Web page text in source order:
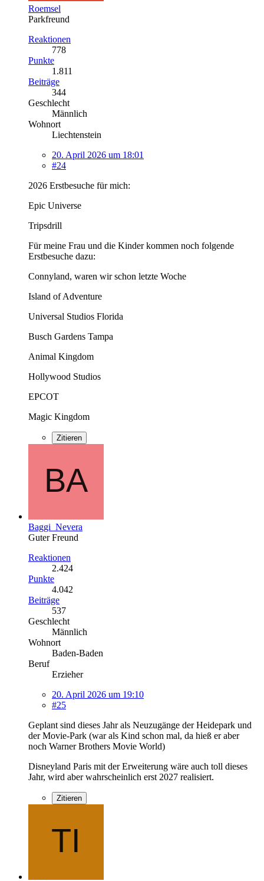
Roemsel
Parkfreund
Reaktionen
778
Punkte
1.811
Beiträge
344
Geschlecht
Männlich
Wohnort
Liechtenstein
20. April 2026 um 18:01
#24
2026 Erstbesuche für mich:
Epic Universe
Tripsdrill
Für meine Frau und die Kinder kommen noch folgende
Erstbesuche dazu:
Connyland, waren wir schon letzte Woche
Island of Adventure
Universal Studios Florida
Busch Gardens Tampa
Animal Kingdom
Hollywood Studios
EPCOT
Magic Kingdom
Zitieren
Baggi_Nevera
Guter Freund
Reaktionen
2.424
Punkte
4.042
Beiträge
537
Geschlecht
Männlich
Wohnort
Baden-Baden
Beruf
Erzieher
20. April 2026 um 19:10
#25
Geplant sind dieses Jahr als Neuzugänge der Heidepark und
der Movie-Park (war als Kind schon mal, da hieß er aber
noch Warner Brothers Movie World)
Disneyland Paris mit der Erweiterung wäre auch toll dieses
Jahr, wird aber wahrscheinlich erst 2027 realisiert.
Zitieren